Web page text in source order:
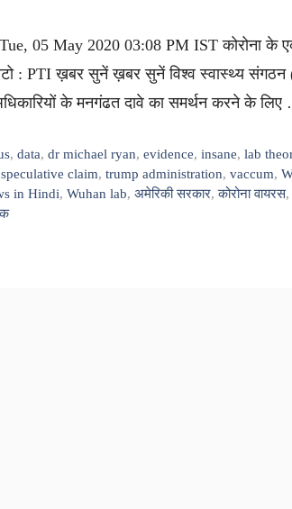
05 May 2020 03:08 PM IST कोरोना के
: PTI ख़बर सुनें ख़बर सुनें विश्व स्वास्थ्य
के मनगंढत दावे का समर्थन करने के लिए
,data,dr michael ryan,evidence,insane,lab
speculative claim, trump administration, vaccum,
in Hindi, Wuhan lab, अमेरिकी सरकार,कोरोना वायरस,